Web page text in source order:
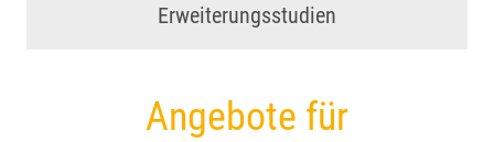
Erweiterungsstudien
Angebote für